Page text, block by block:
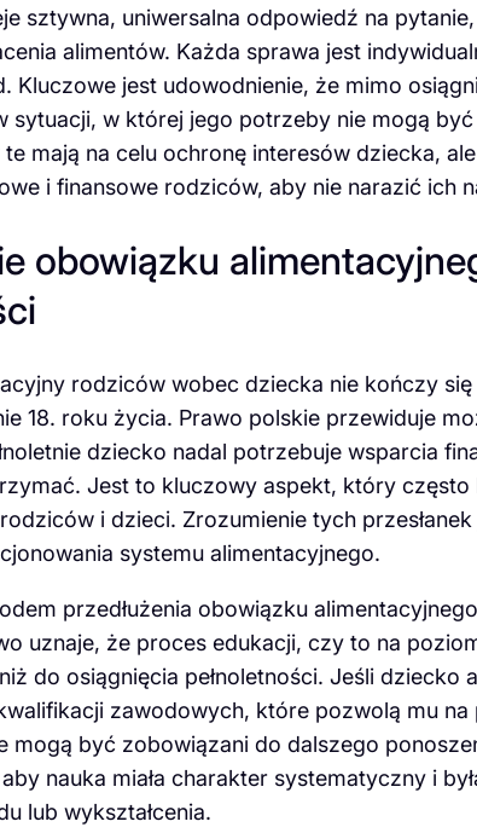
sztywna, uniwersalna odpowiedź na
alimentów. Każda sprawa jest
Kluczowe jest udowodnienie, że mimo
sytuacji, w której jego potrzeby nie mogą
mają na celu ochronę interesów dziecka,
i finansowe rodziców, aby nie narazić ich
obowiązku
rodziców wobec dziecka nie kończy
18. roku życia. Prawo polskie przewiduje
dziecko nadal potrzebuje wsparcia
Jest to kluczowy aspekt, który często
i dzieci. Zrozumienie tych
systemu alimentacyjnego.
przedłużenia obowiązku
uznaje, że proces edukacji, czy to na
do osiągnięcia pełnoletności. Jeśli dziecko
zawodowych, które pozwolą mu na
mogą być zobowiązani do dalszego
nauka miała charakter systematyczny i
lub wykształcenia.